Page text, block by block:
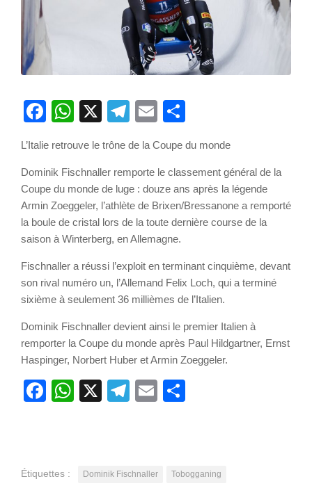
Facebook
WhatsApp
X Telegram
Email
L’Italie retrouve le trône de la Coupe du monde
Dominik Fischnaller remporte le classement général de la
Coupe du monde de luge : douze ans après la légende
Armin Zoeggeler, l’athlète de Brixen/Bressanone a remporté
la boule de cristal lors de la toute dernière course de la
saison à Winterberg, en Allemagne.
Fischnaller a réussi l’exploit en terminant cinquième, devant
son rival numéro un, l’Allemand Felix Loch, qui a terminé
sixième à seulement 36 millièmes de l’Italien.
Dominik Fischnaller devient ainsi le premier Italien à
remporter la Coupe du monde après Paul Hildgartner, Ernst
Haspinger, Norbert Huber et Armin Zoeggeler.
Facebook
WhatsApp
X Telegram
Email
Étiquettes : Dominik Fischnaller Tobogganing